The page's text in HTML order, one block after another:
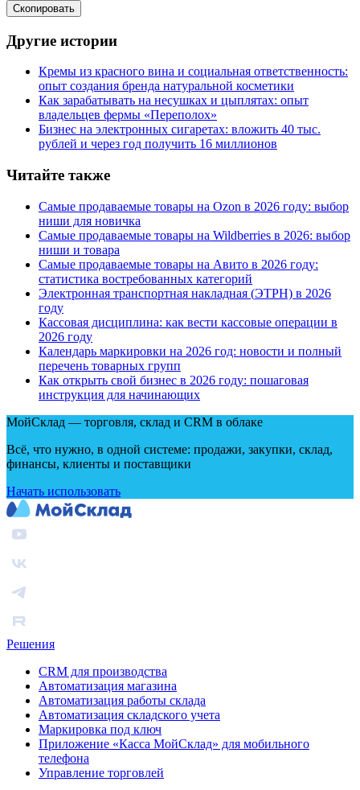
Cкопировать
Другие истории
Кремы из красного вина и социальная ответственность:
опыт создания бренда натуральной косметики
Как зарабатывать на несушках и цыплятах: опыт
владельцев фермы «Переполох»
Бизнес на электронных сигаретах: вложить 40 тыс.
рублей и через год получить 16 миллионов
Читайте также
Самые продаваемые товары на Ozon в 2026 году: выбор
ниши для новичка
Самые продаваемые товары на Wildberries в 2026: выбор
ниши и товара
Самые продаваемые товары на Авито в 2026 году:
статистика востребованных категорий
Электронная транспортная накладная (ЭТРН) в 2026
году
Кассовая дисциплина: как вести кассовые операции в
2026 году
Календарь маркировки на 2026 год: новости и полный
перечень товарных групп
Как открыть свой бизнес в 2026 году: пошаговая
инструкция для начинающих
МойСклад — торговля, склад и CRM в облаке
Всё, что нужно, в одной системе: продажи, закупки, склад,
финансы, клиенты и поставщики
Начать использовать
Решения
CRM для производства
Автоматизация магазина
Автоматизация работы склада
Автоматизация складского учета
Маркировка под ключ
Приложение «Касса МойСклад» для мобильного
телефона
Управление торговлей